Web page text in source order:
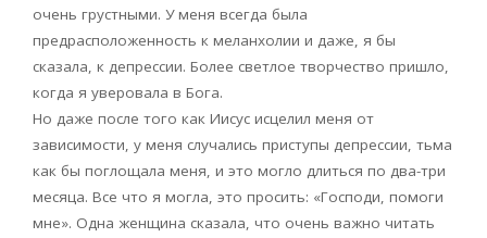
очень грустными. У меня всегда была
предрасположенность к меланхолии и даже, я бы
сказала, к депрессии. Более светлое творчество пришло,
когда я уверовала в Бога.
Но даже после того как Иисус исцелил меня от
зависимости, у меня случались приступы депрессии, тьма
как бы поглощала меня, и это могло длиться по два-три
месяца. Все что я могла, это просить: «Господи, помоги
мне». Одна женщина сказала, что очень важно читать